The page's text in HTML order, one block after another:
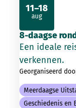
8-daagse
Een ideale
verkennen.
Georganiseerd
Meerdaagse
Geschiedenis en
11–18
aug
2026